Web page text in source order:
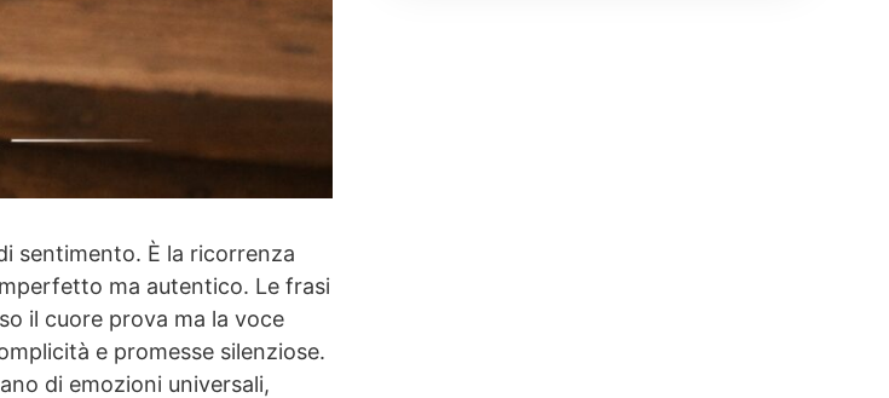
sentimento. È la ricorrenza
ma autentico. Le frasi
il cuore prova ma la voce
e promesse silenziose.
di emozioni universali,